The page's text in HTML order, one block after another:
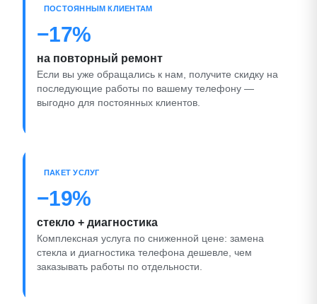
ПОСТОЯННЫМ КЛИЕНТАМ
−17%
на повторный ремонт
Если вы уже обращались к нам, получите скидку на
последующие работы по вашему телефону —
выгодно для постоянных клиентов.
ПАКЕТ УСЛУГ
−19%
стекло + диагностика
Комплексная услуга по сниженной цене: замена
стекла и диагностика телефона дешевле, чем
заказывать работы по отдельности.